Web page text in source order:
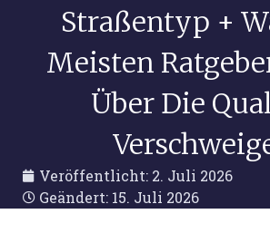
Straßentyp +
Meisten
Über Die
Veröffentlicht: 2. Juli 2026
Geändert: 15. Juli 2026